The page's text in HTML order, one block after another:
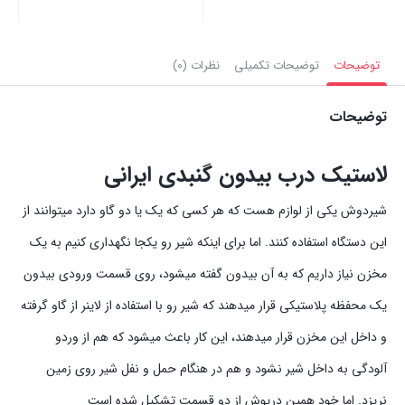
توضیحات توضیحات تکمیلی نظرات (0)
توضیحات
لاستیک درب بیدون گنبدی ایرانی
شیردوش یکی از لوازم هست که هر کسی که یک یا دو گاو دارد میتوانند از
این دستگاه استفاده کنند. اما برای اینکه شیر رو یکجا نگهداری کنیم به یک
مخزن نیاز داریم که به آن بیدون گفته میشود، روی قسمت ورودی بیدون
یک محفظه پلاستیکی قرار میدهند که شیر رو با استفاده از لاینر از گاو گرفته
و داخل این مخزن قرار میدهند، این کار باعث میشود که هم از وردو
آلودگی به داخل شیر نشود و هم در هنگام حمل و نفل شیر روی زمین
نریزد. اما خود همین درپوش از دو قسمت تشکیل شده است